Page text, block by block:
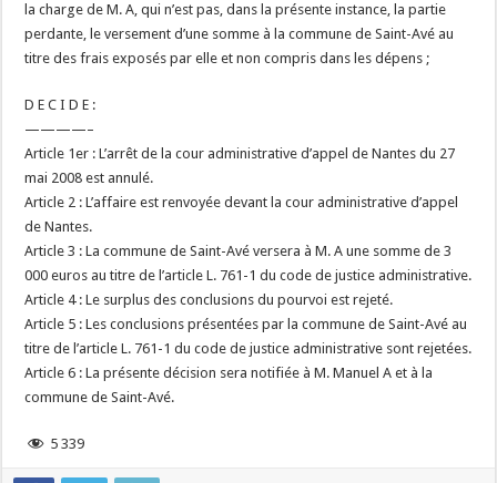
la charge de M. A, qui n’est pas, dans la présente instance, la partie
perdante, le versement d’une somme à la commune de Saint-Avé au
titre des frais exposés par elle et non compris dans les dépens ;
D E C I D E :
————–
Article 1er : L’arrêt de la cour administrative d’appel de Nantes du 27
mai 2008 est annulé.
Article 2 : L’affaire est renvoyée devant la cour administrative d’appel
de Nantes.
Article 3 : La commune de Saint-Avé versera à M. A une somme de 3
000 euros au titre de l’article L. 761-1 du code de justice administrative.
Article 4 : Le surplus des conclusions du pourvoi est rejeté.
Article 5 : Les conclusions présentées par la commune de Saint-Avé au
titre de l’article L. 761-1 du code de justice administrative sont rejetées.
Article 6 : La présente décision sera notifiée à M. Manuel A et à la
commune de Saint-Avé.
5 339